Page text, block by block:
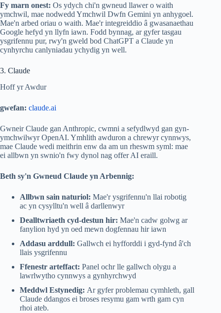
Fy marn onest: Os ydych chi'n gwneud llawer o waith
ymchwil, mae nodwedd Ymchwil Dwfn Gemini yn anhygoel.
Mae'n arbed oriau o waith. Mae'r integreiddio â gwasanaethau
Google hefyd yn llyfn iawn. Fodd bynnag, ar gyfer tasgau
ysgrifennu pur, rwy'n gweld bod ChatGPT a Claude yn
cynhyrchu canlyniadau ychydig yn well.
3. Claude
Hoff yr Awdur
gwefan: claude.ai
Gwneir Claude gan Anthropic, cwmni a sefydlwyd gan gyn-
ymchwilwyr OpenAI. Ymhlith awduron a chrewyr cynnwys,
mae Claude wedi meithrin enw da am un rheswm syml: mae
ei allbwn yn swnio'n fwy dynol nag offer AI eraill.
Beth sy'n Gwneud Claude yn Arbennig:
Allbwn sain naturiol: Mae'r ysgrifennu'n llai robotig
ac yn cysylltu'n well â darllenwyr
Dealltwriaeth cyd-destun hir: Mae'n cadw golwg ar
fanylion hyd yn oed mewn dogfennau hir iawn
Addasu arddull: Gallwch ei hyfforddi i gyd-fynd â'ch
llais ysgrifennu
Ffenestr arteffact: Panel ochr lle gallwch olygu a
lawrlwytho cynnwys a gynhyrchwyd
Meddwl Estynedig: Ar gyfer problemau cymhleth, gall
Claude ddangos ei broses resymu gam wrth gam cyn
rhoi ateb.